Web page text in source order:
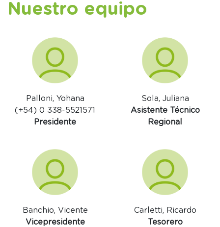
Nuestro equipo
Palloni, Yohana
(+54) 0 338-5521571
Presidente
Sola, Juliana
Asistente Técnico
Regional
Banchio, Vicente
Vicepresidente
Carletti, Ricardo
Tesorero